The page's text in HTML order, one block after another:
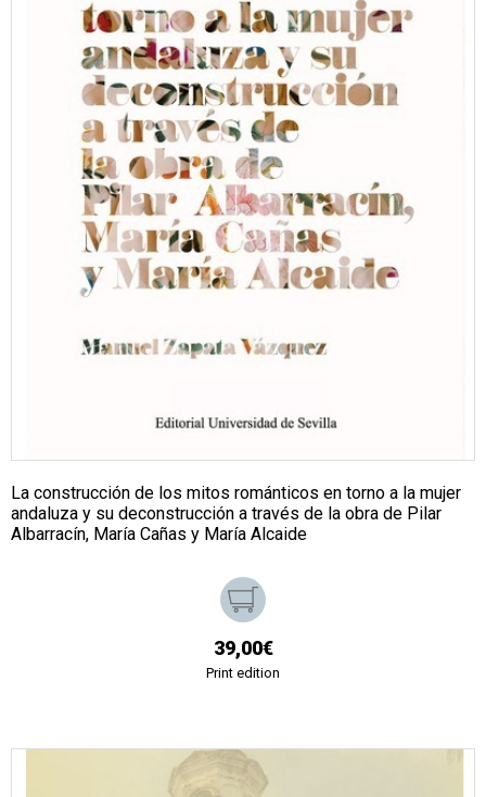
La construcción de los mitos románticos en torno a la mujer
andaluza y su deconstrucción a través de la obra de Pilar
Albarracín, María Cañas y María Alcaide
39,00€
Print edition